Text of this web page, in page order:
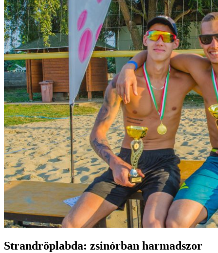
Strandröplabda: zsinórban harmadszor